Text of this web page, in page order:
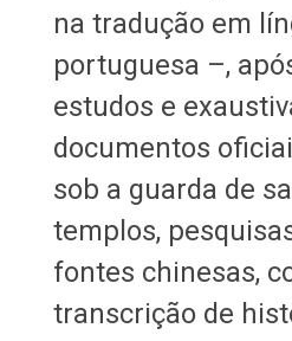
na tradução em
portuguesa –,
estudos e
documentos
sob a guarda de
templos,
fontes chinesas,
transcrição de